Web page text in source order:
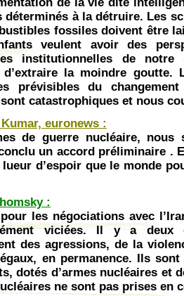
déterminés à la détruire. Les
fossiles doivent être
veulent avoir des
institutionnelles de
d’extraire la moindre goutte.
prévisibles du
catastrophiques et nous
euronews :
de guerre nucléaire, nous
un accord préliminaire .
lueur d’espoir que le monde
:
les négociations avec
viciées. Il y a deux
des agressions, de la
en permanence. Ils
dotés d’armes nucléaires et
ne sont pas prises en